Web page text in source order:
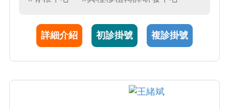
詳細介紹 初診掛號 複診掛號